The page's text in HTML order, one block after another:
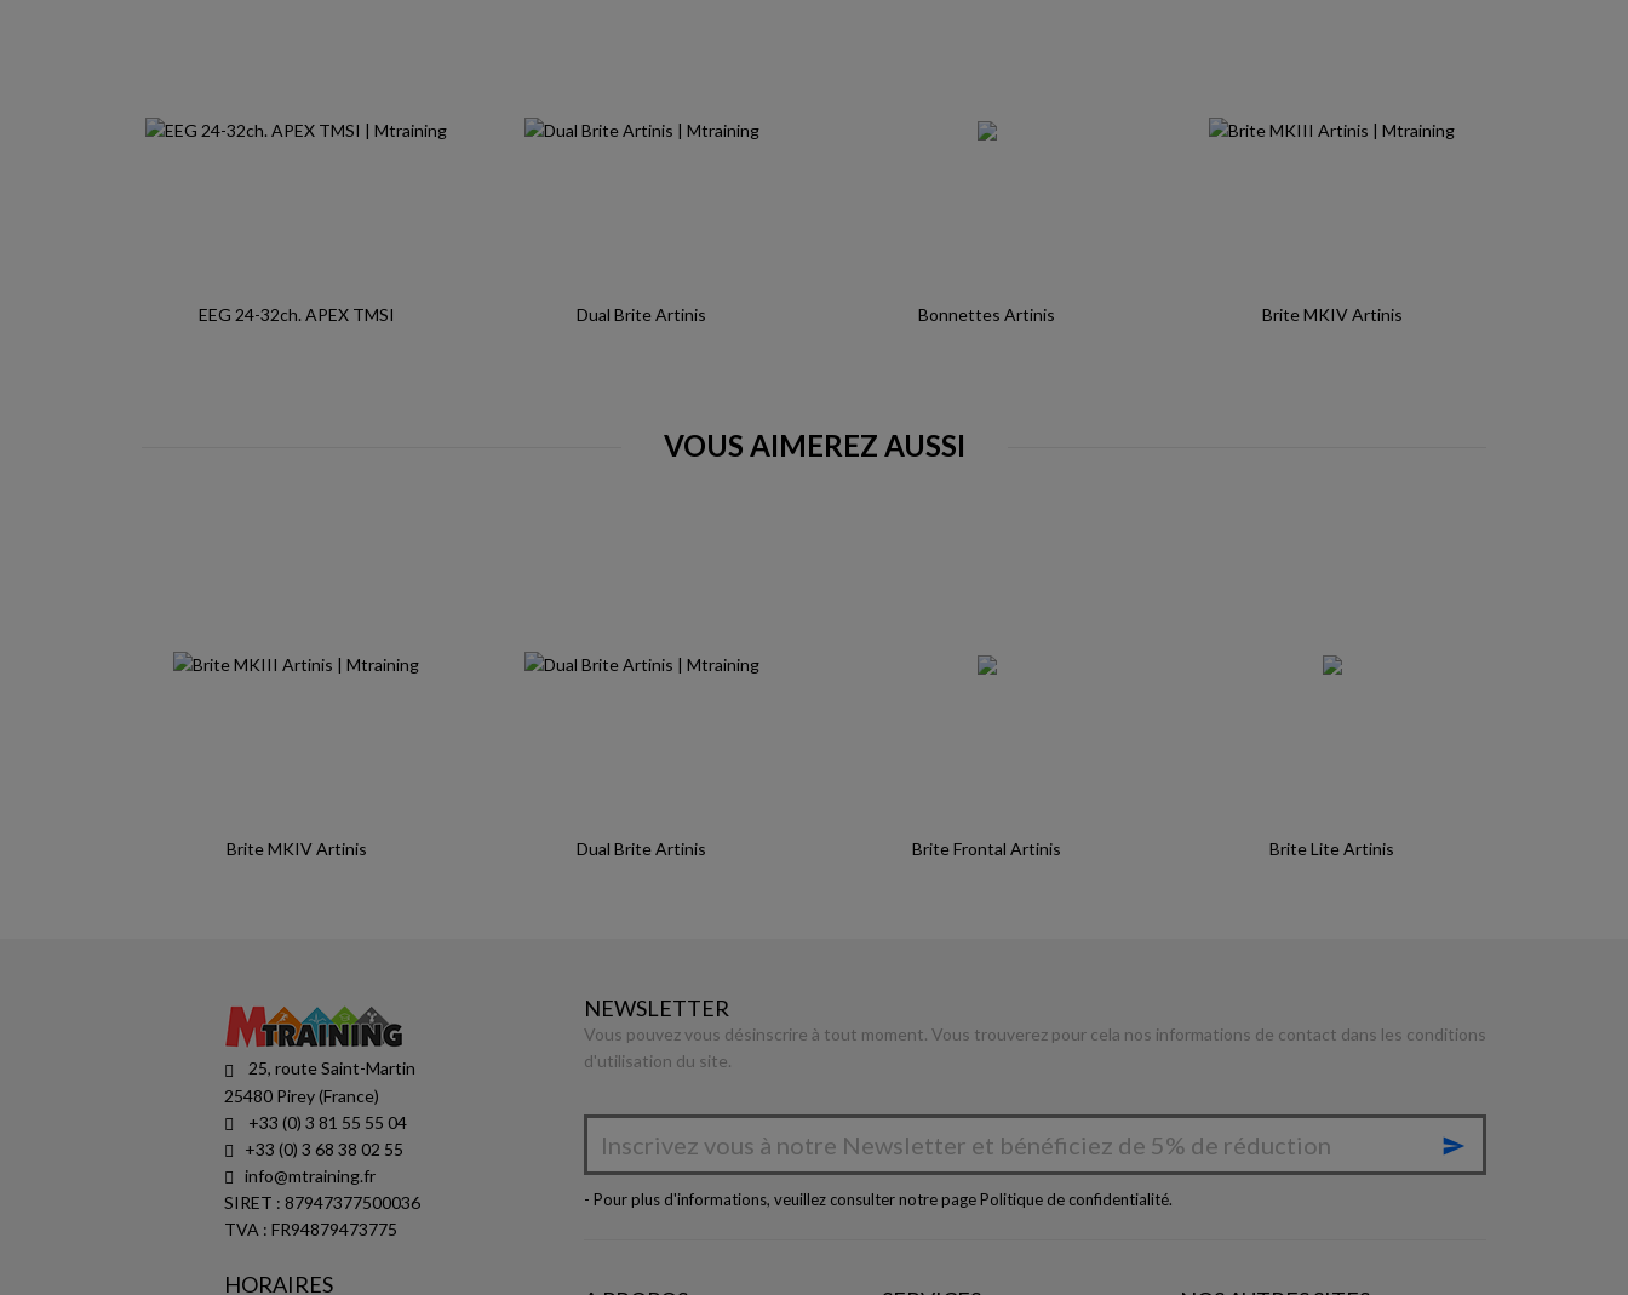
EEG 24-32ch. APEX TMSI Dual Brite Artinis Bonnettes Artinis Brite MKIV Artinis
VOUS AIMEREZ AUSSI
Brite MKIV Artinis Dual Brite Artinis Brite Frontal Artinis Brite Lite Artinis
25, route Saint-Martin
25480 Pirey (France)
+33 (0) 3 81 55 55 04
+33 (0) 3 68 38 02 55
info@mtraining.fr
SIRET : 87947377500036
TVA : FR94879473775
HORAIRES
NEWSLETTER
Vous pouvez vous désinscrire à tout moment. Vous trouverez pour cela nos informations de contact dans les conditions
d'utilisation du site.

- Pour plus d'informations, veuillez consulter notre page Politique de confidentialité.